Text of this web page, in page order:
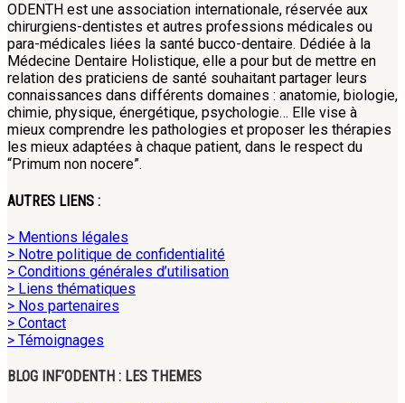
ODENTH est une association internationale, réservée aux
chirurgiens-dentistes et autres professions médicales ou
para-médicales liées la santé bucco-dentaire. Dédiée à la
Médecine Dentaire Holistique, elle a pour but de mettre en
relation des praticiens de santé souhaitant partager leurs
connaissances dans différents domaines : anatomie, biologie,
chimie, physique, énergétique, psychologie… Elle vise à
mieux comprendre les pathologies et proposer les thérapies
les mieux adaptées à chaque patient, dans le respect du
“Primum non nocere”.
AUTRES LIENS :
> Mentions légales
> Notre politique de confidentialité
> Conditions générales d’utilisation
> Liens thématiques
> Nos partenaires
> Contact
> Témoignages
BLOG INF’ODENTH : LES THEMES